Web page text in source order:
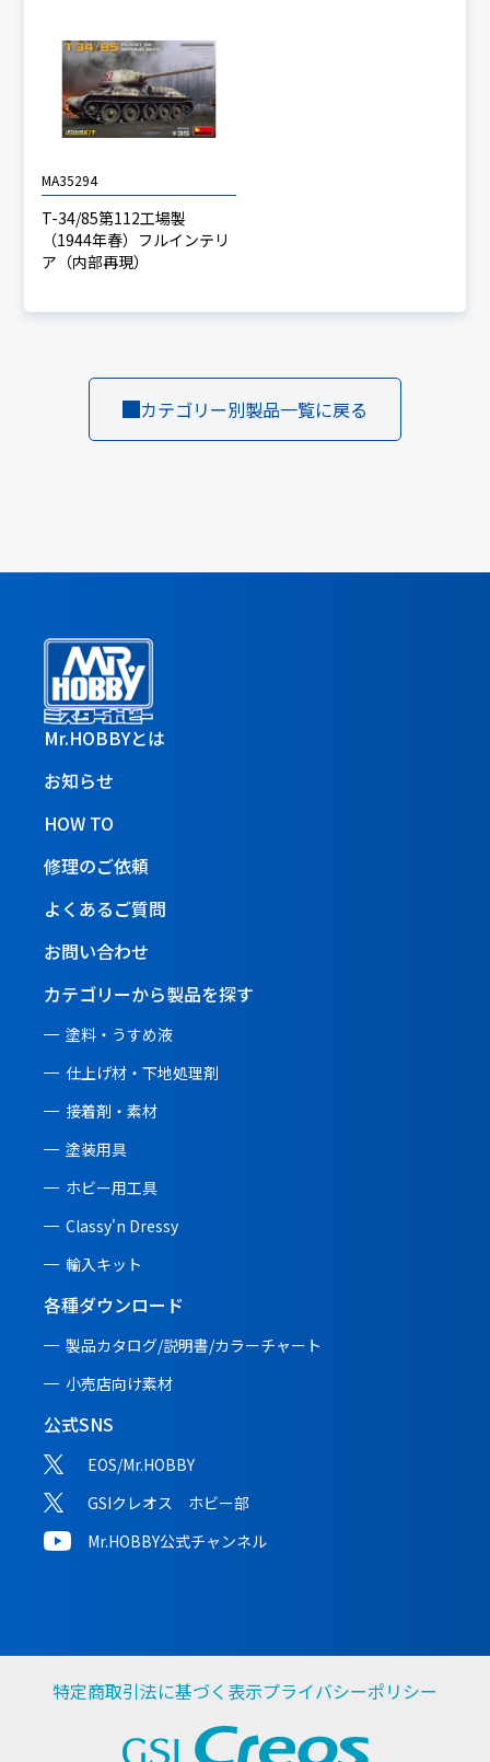
MA35294
T-34/85第112工場製
（1944年春）フルインテリ
ア（内部再現）
カテゴリー別製品一覧に戻る
Mr.HOBBYとは
お知らせ
HOW TO
修理のご依頼
よくあるご質問
お問い合わせ
カテゴリーから製品を探す
塗料・うすめ液
仕上げ材・下地処理剤
接着剤・素材
塗装用具
ホビー用工具
Classy'n Dressy
輸入キット
各種ダウンロード
製品カタログ/説明書/カラーチャート
小売店向け素材
公式SNS
EOS/Mr.HOBBY
GSIクレオス ホビー部
Mr.HOBBY公式チャンネル
特定商取引法に基づく表示プライバシーポリシー